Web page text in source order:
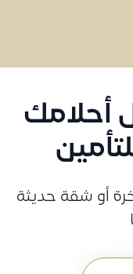
أحلامك
أو شقة حديثة